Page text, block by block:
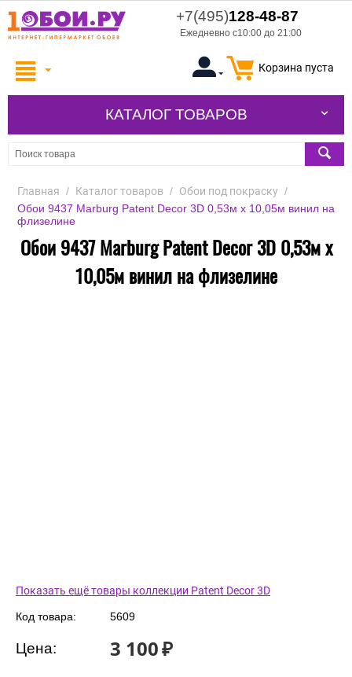
+7(495)128-48-87
Ежедневно с10:00 до 21:00
Корзина пуста
КАТАЛОГ ТОВАРОВ
Главная / Каталог товаров / Обои под покраску /
Обои 9437 Marburg Patent Decor 3D 0,53м x 10,05м винил на
флизелине
Обои 9437 Marburg Patent Decor 3D 0,53м x
10,05м винил на флизелине
Показать ещё товары коллекции Patent Decor 3D
Код товара: 5609
Цена: 3 100₽